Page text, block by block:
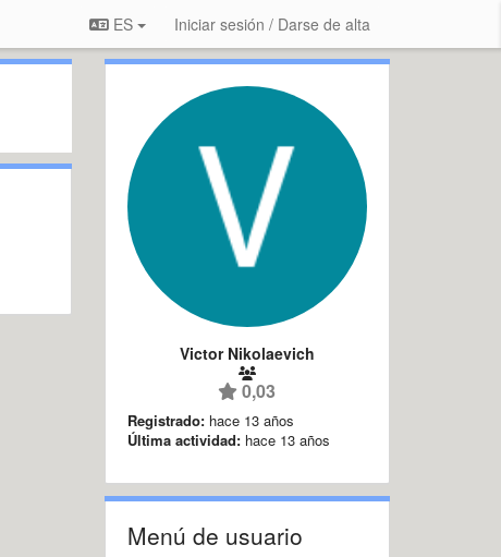
ES Iniciar sesión / Darse de alta
Victor Nikolaevich
0,03
Registrado: hace 13 años
Última actividad: hace 13 años
Menú de usuario